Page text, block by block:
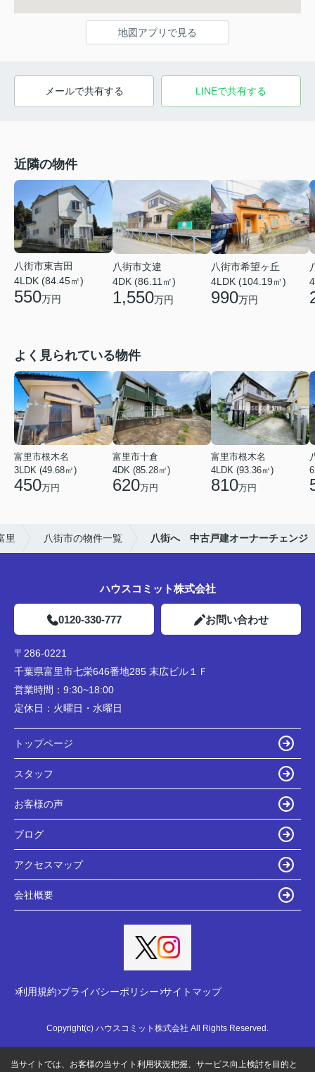
地図アプリで見る
メールで共有する LINEで共有する
近隣の物件
八街市東吉田
4LDK (84.45㎡)
550万円
八街市文違
4DK (86.11㎡)
1,550万円
八街市希望ヶ丘
4LDK (104.19㎡)
990万円
よく見られている物件
富里市根木名
3LDK (49.68㎡)
450万円
富里市十倉
4DK (85.28㎡)
620万円
富里市根木名
4LDK (93.36㎡)
810万円
里 八街市の物件一覧 八街へ 中古戸建オーナーチェンジ
ハウスコミット株式会社
0120-330-777 お問い合わせ
〒286-0221
千葉県富里市七栄646番地285 末広ビル１Ｆ
営業時間： 9:30~18:00
定休日： 火曜日・水曜日
トップページ
スタッフ
お客様の声
ブログ
アクセスマップ
会社概要
利用規約 プライバシーポリシー サイトマップ
Copyright(c) ハウスコミット株式会社 All Rights Reserved.
当サイトでは、お客様の当サイト利用状況把握、サービス向上検討を目的と